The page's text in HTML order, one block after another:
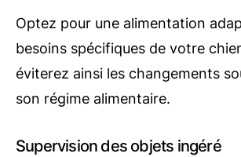
Optez pour une alimentation
besoins spécifiques de votre
éviterez ainsi les changements
son régime alimentaire.
Supervision des objets ingéré